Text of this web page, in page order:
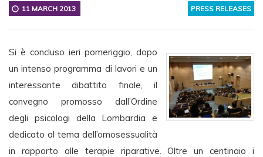
PRESS RELEASES
11 MARCH 2013
Si è concluso ieri pomeriggio, dopo
un intenso programma di lavori e un
interessante dibattito finale, il
convegno promosso dall’Ordine
degli psicologi della Lombardia e
dedicato al tema dell’omosessualità
in rapporto alle terapie riparative. Oltre un centinaio i